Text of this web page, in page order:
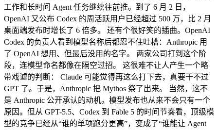
工作和长时间 Agent 任务继续往前推。到了 6 月 2 日，
OpenAI 又公布 Codex 的周活跃用户已经超过 500 万，比 2 月
桌面端发布时增长了 6 倍多。 还有个很好笑的插曲。OpenAI
Codex 的负责人看到模型名称后都忍不住吐槽：Anthropic 用
了 OpenAI 想用、但最后没用的名字。 两家公司打到这个阶
段，连模型命名都像在隔空过招。 这很难不让人产生一个略
带戏谑的判断： Claude 可能觉得再这么打下去，真要干不过
GPT 了。于是，Anthropic 把 Mythos 祭了出来。 当然，这不
是 Anthropic 公开承认的动机。模型发布也从来不会只有一个
原因。但从 GPT-5.5、Codex 到 Fable 5 的时间节奏看，顶级模
型的竞争已经从“谁的单项跑分更高”，变成了“谁能让 Agent